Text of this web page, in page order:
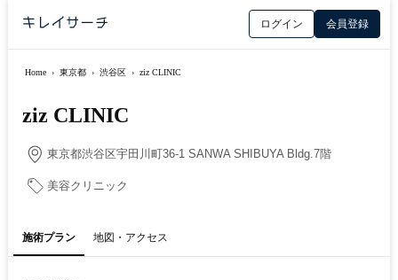
ログイン 会員登録
Home › 東京都 › 渋谷区 › ziz CLINIC
ziz CLINIC
東京都渋谷区宇田川町36-1 SANWA SHIBUYA Bldg.7階
美容クリニック
施術プラン 地図・アクセス